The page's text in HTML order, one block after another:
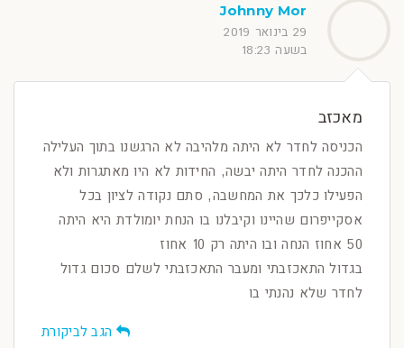
Johnny Mor
29 בינואר 2019
בשעה 18:23
מאכזב
הכניסה לחדר לא היתה מלהיבה לא הרגשנו בתוך העלילה
ההכנה לחדר היתה יבשה, החידות לא היו מאתגרות ולא
הפעילו כלכך את המחשבה, סתם נקודה לציון בכל
אסקייפרום שהיינו וקיבלנו בו הנחת יומולדת היא היתה
50 אחוז הנחה ובו היתה רק 10 אחוז
בגדול התאכזבתי ומעבר התאכזבתי לשלם סכום גדול
לחדר שלא נהנתי בו
הגב לביקורת